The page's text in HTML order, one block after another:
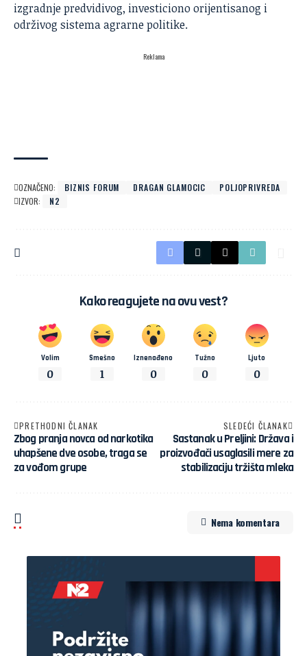
izgradnje predvidivog, investiciono orijentisanog i
održivog sistema agrarne politike.
Reklama
OZNAČENO: BIZNIS FORUM DRAGAN GLAMOCIC
POLJOPRIVREDA
IZVOR:
N2
Kako reagujete na ovu vest?
Volim
0
Smešno
1
Iznenađeno
0
Tužno
0
Ljuto
0
PRETHODNI ČLANAK
Zbog pranja novca od narkotika
uhapšene dve osobe, traga se
za vođom grupe
SLEDEĆI ČLANAK
Sastanak u Preljini: Država i
proizvođači usaglasili mere za
stabilizaciju tržišta mleka
Nema komentara